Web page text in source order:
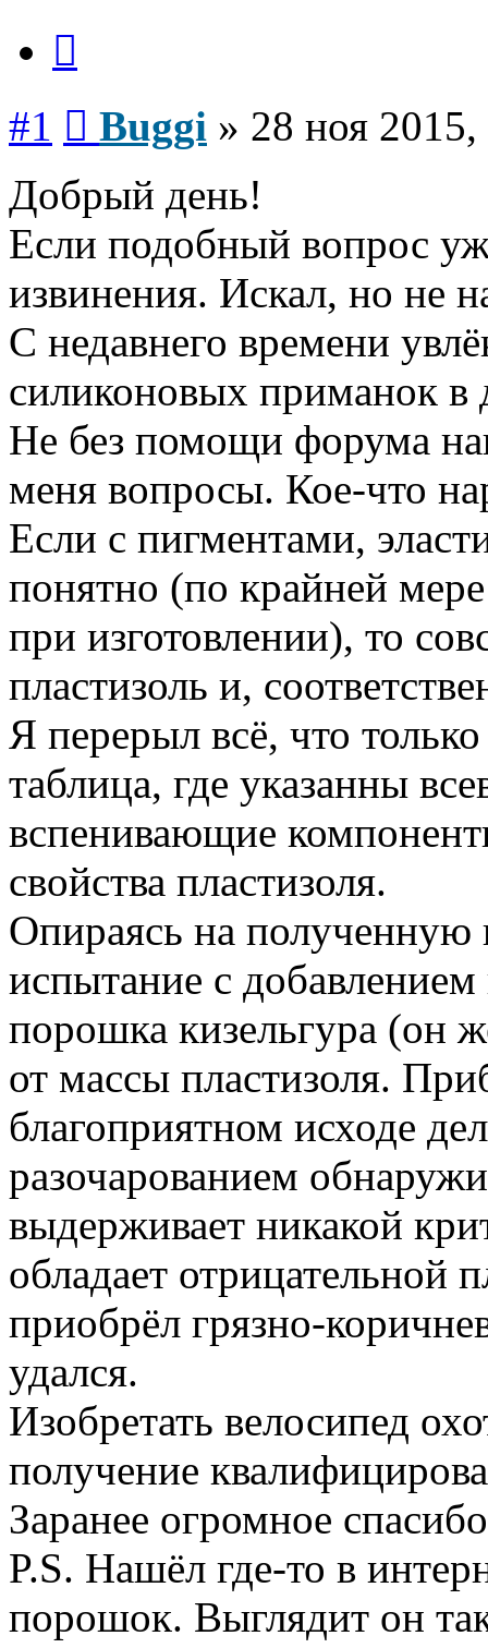
#1 Buggi » 28 ноя
Добрый день!
Если подобный вопрос
извинения. Искал, но не
С недавнего времени
силиконовых приманок
Не без помощи форума
меня вопросы. Кое-что
Если с пигментами,
понятно (по крайней
при изготовлении), то
пластизоль и,
Я перерыл всё, что
таблица, где указанны
вспенивающие
свойства пластизоля.
Опираясь на
испытание с
порошка кизельгура (он
от массы пластизоля.
благоприятном исходе
разочарованием
выдерживает никакой
обладает отрицательной
приобрёл грязно-
удался.
Изобретать велосипед
получение
Заранее огромное
P.S. Нашёл где-то в
порошок. Выглядит он